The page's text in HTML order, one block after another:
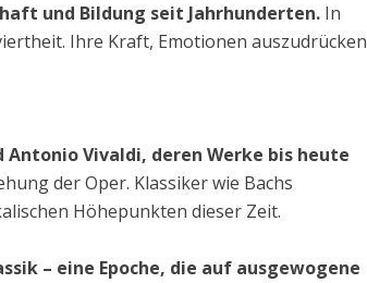
und Bildung seit Jahrhunderten. In
Ihre Kraft, Emotionen auszudrücken
Antonio Vivaldi, deren Werke bis heute
der Oper. Klassiker wie Bachs
Höhepunkten dieser Zeit.
– eine Epoche, die auf ausgewogene